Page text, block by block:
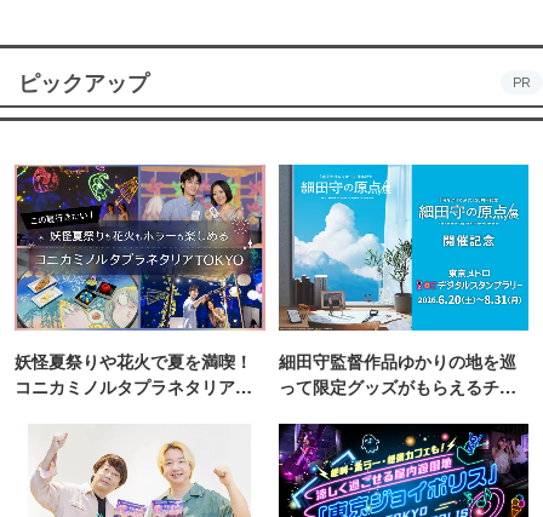
ピックアップ PR
妖怪夏祭りや花火で夏を満喫！
コニカミノルタプラネタリア
細田守監督作品ゆかりの地を巡
って限定グッズがもらえるチャ